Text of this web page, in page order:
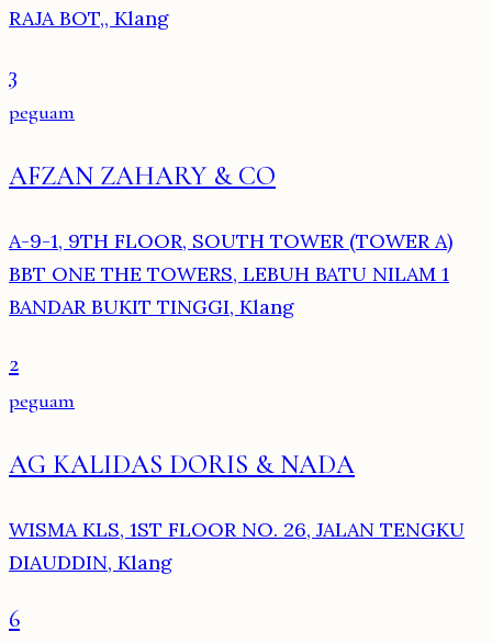
RAJA BOT,, Klang
3
peguam
AFZAN ZAHARY & CO
A-9-1, 9TH FLOOR, SOUTH TOWER (TOWER A)
BBT ONE THE TOWERS, LEBUH BATU NILAM 1
BANDAR BUKIT TINGGI, Klang
2
peguam
AG KALIDAS DORIS & NADA
WISMA KLS, 1ST FLOOR NO. 26, JALAN TENGKU
DIAUDDIN, Klang
6